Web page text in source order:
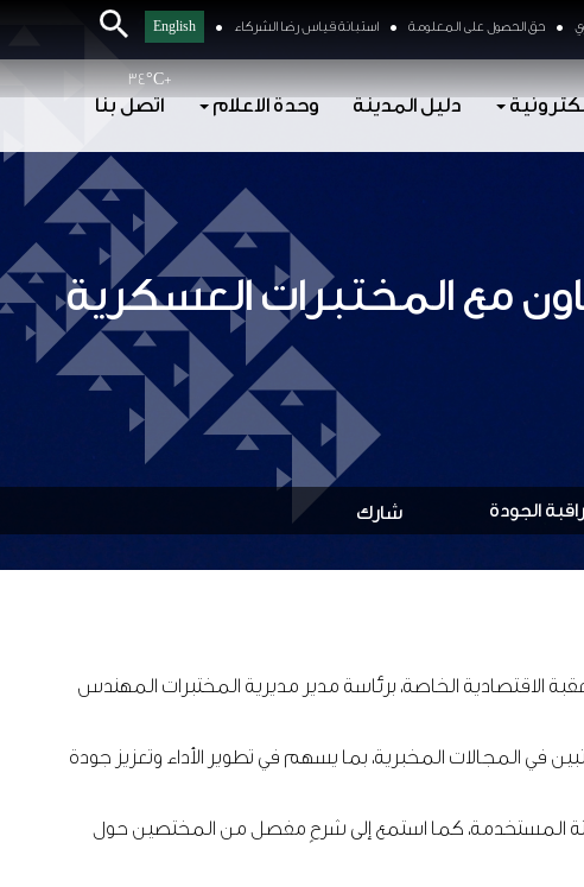
حق الحصول على المعلومة استبانة قياس رضا الشركاء English
+
34°C
دليل المدينة وحدة الاعلام اتصل بنا
مع المختبرات العسكرية
الجودة شارك
الاقتصادية الخاصة، برئاسة مدير مديرية المختبرات المهندس
في المجالات المخبرية، بما يسهم في تطوير الأداء وتعزيز جودة
الحديثة المستخدمة، كما استمع إلى شرحٍ مفصل من المختصين حول